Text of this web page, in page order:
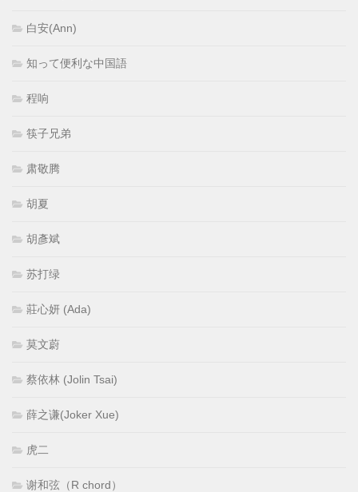
白安(Ann)
知って便利な中国語
程响
筷子兄弟
肃敬腾
胡夏
胡彥斌
苏打绿
莊心妍 (Ada)
莫文蔚
蔡依林 (Jolin Tsai)
薛之谦(Joker Xue)
虎二
谢和弦（R chord）